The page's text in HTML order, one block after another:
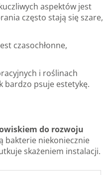
aspektów jest
często stają się szare,
czasochłonne,
i roślinach
bardzo psuje estetykę.
do rozwoju
bakterie niekoniecznie
skażeniem instalacji.